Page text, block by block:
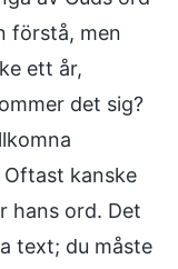
förstå, men
ett år,
det sig?
Oftast kanske
hans ord. Det
text; du måste